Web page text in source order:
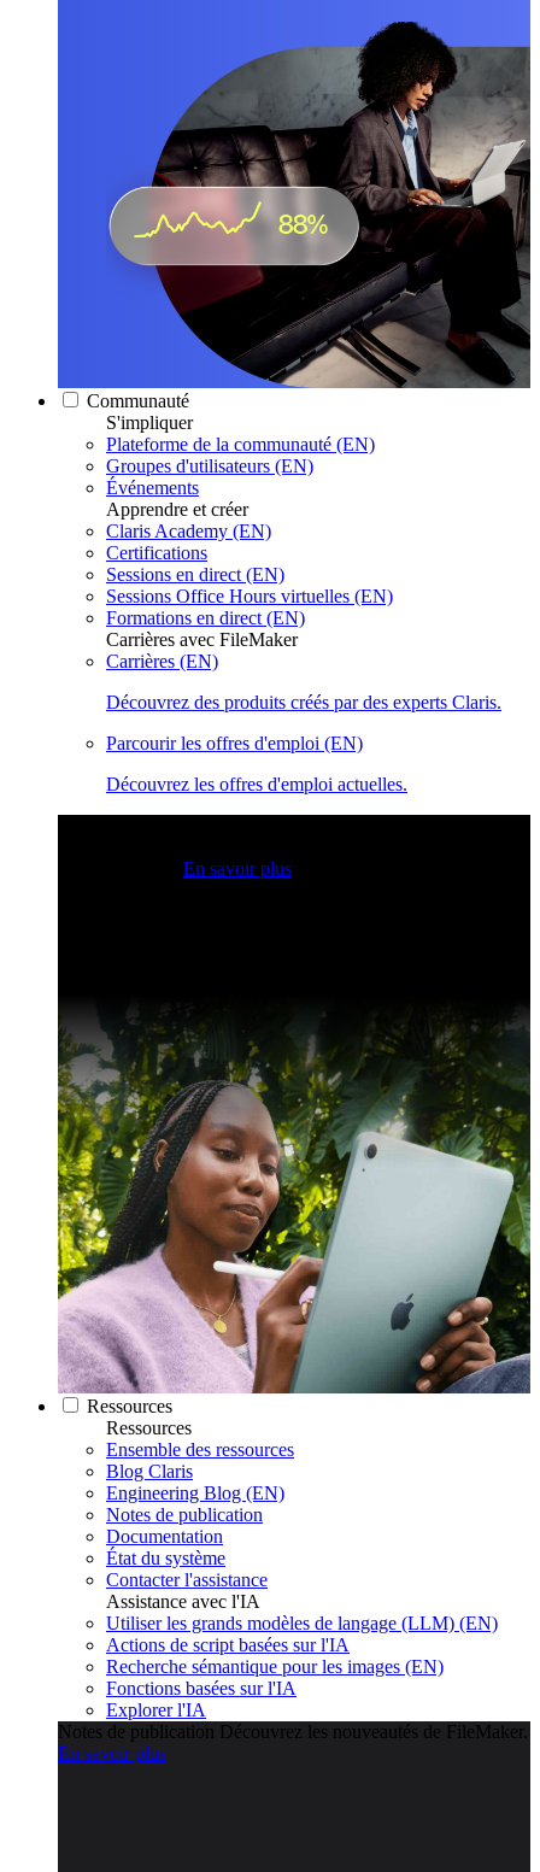
Communauté
S'impliquer
Plateforme de la communauté (EN)
Groupes d'utilisateurs (EN)
Événements
Apprendre et créer
Claris Academy (EN)
Certifications
Sessions en direct (EN)
Sessions Office Hours virtuelles (EN)
Formations en direct (EN)
Carrières avec FileMaker
Carrières (EN)
Découvrez des produits créés par des experts Claris.
Parcourir les offres d'emploi (EN)
Découvrez les offres d'emploi actuelles.
En savoir plus
Ressources
Ressources
Ensemble des ressources
Blog Claris
Engineering Blog (EN)
Notes de publication
Documentation
État du système
Contacter l'assistance
Assistance avec l'IA
Utiliser les grands modèles de langage (LLM) (EN)
Actions de script basées sur l'IA
Recherche sémantique pour les images (EN)
Fonctions basées sur l'IA
Explorer l'IA
Notes de publication Découvrez les nouveautés de FileMaker.
En savoir plus